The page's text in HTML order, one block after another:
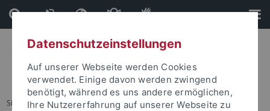
Direkt
zum
Inhalt
Direkt
zur
Fußleiste
Sie sind hier: Startseite
Datenschutzeinstellungen
Auf unserer Webseite werden Cookies
verwendet. Einige davon werden zwingend
benötigt, während es uns andere ermöglichen,
Ihre Nutzererfahrung auf unserer Webseite zu